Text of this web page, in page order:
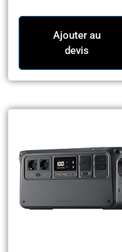
Ajouter au
devis